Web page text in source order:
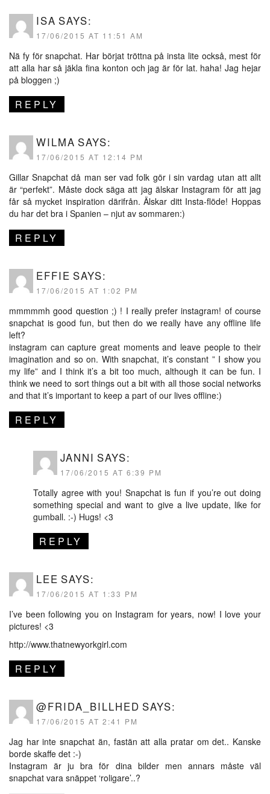
ISA SAYS:
17/06/2015 AT 11:51 AM
Nä fy för snapchat. Har börjat tröttna på insta lite också, mest för
att alla har så jäkla fina konton och jag är för lat. haha! Jag hejar
på bloggen ;)
REPLY
WILMA SAYS:
17/06/2015 AT 12:14 PM
Gillar Snapchat då man ser vad folk gör i sin vardag utan att allt
är “perfekt”. Måste dock säga att jag älskar Instagram för att jag
får så mycket inspiration därifrån. Älskar ditt Insta-flöde! Hoppas
du har det bra i Spanien – njut av sommaren:)
REPLY
EFFIE SAYS:
17/06/2015 AT 1:02 PM
mmmmmh good question ;) ! I really prefer instagram! of course
snapchat is good fun, but then do we really have any offline life
left?
instagram can capture great moments and leave people to their
imagination and so on. With snapchat, it’s constant ” I show you
my life” and I think it’s a bit too much, although it can be fun. I
think we need to sort things out a bit with all those social networks
and that it’s important to keep a part of our lives offline:)
REPLY
JANNI SAYS:
17/06/2015 AT 6:39 PM
Totally agree with you! Snapchat is fun if you’re out doing
something special and want to give a live update, like for
gumball. :-) Hugs! <3
REPLY
LEE SAYS:
17/06/2015 AT 1:33 PM
I’ve been following you on Instagram for years, now! I love your
pictures! <3
http://www.thatnewyorkgirl.com
REPLY
@FRIDA_BILLHED SAYS:
17/06/2015 AT 2:41 PM
Jag har inte snapchat än, fastän att alla pratar om det.. Kanske
borde skaffe det :-)
Instagram är ju bra för dina bilder men annars måste väl
snapchat vara snäppet ‘roligare’..?